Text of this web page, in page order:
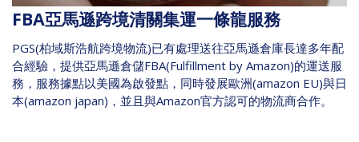
FBA亞馬遜跨境清關集運一條龍服務
PGS(柏域斯浩航跨境物流)已有處理送往亞馬遜倉庫長達多年配
合經驗，提供亞馬遜倉儲FBA(Fulfillment by Amazon)的運送服
務，服務據點以美國為啟發點，同時發展歐洲(amazon EU)與日
本(amazon japan) ，並且與Amazon官方認可的物流商合作。